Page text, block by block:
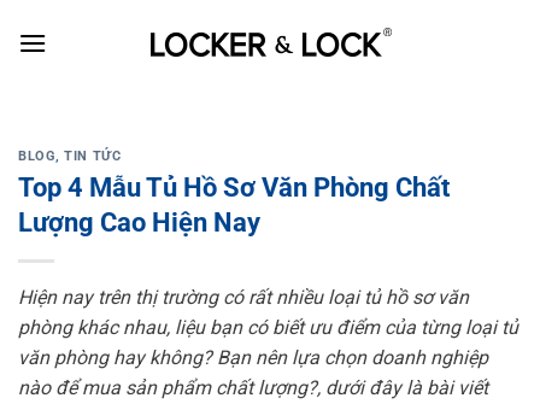
BLOG,TIN TỨC
Top 4 Mẫu Tủ Hồ Sơ Văn Phòng Chất
Lượng Cao Hiện Nay
Hiện nay trên thị trường có rất nhiều loại tủ hồ sơ văn
phòng khác nhau, liệu bạn có biết ưu điểm của từng loại tủ
văn phòng hay không? Bạn nên lựa chọn doanh nghiệp
nào để mua sản phẩm chất lượng?, dưới đây là bài viết